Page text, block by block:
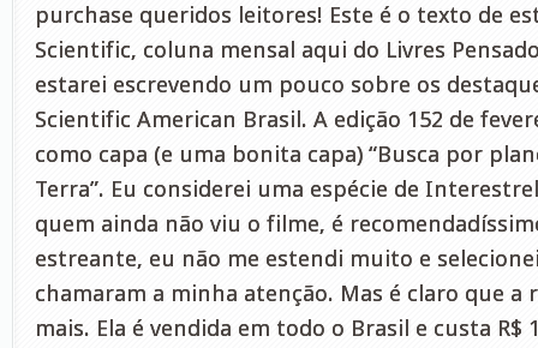
purchase queridos leitores! Este é o texto de
Scientific, coluna mensal aqui do Livres
estarei escrevendo um pouco sobre os
Scientific American Brasil. A edição 152 de
como capa (e uma bonita capa) “Busca por
Terra”. Eu considerei uma espécie de
quem ainda não viu o filme, é
estreante, eu não me estendi muito e
chamaram a minha atenção. Mas é claro que
mais. Ela é vendida em todo o Brasil e custa R$